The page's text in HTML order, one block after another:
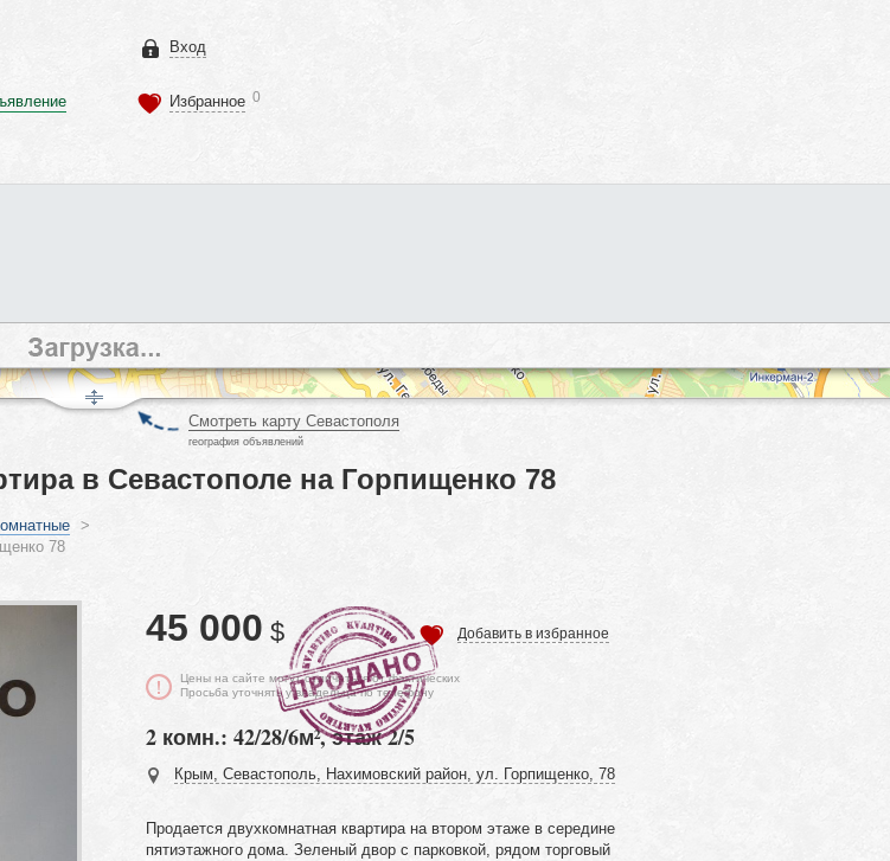
Вход
Избранное 0
Смотреть карту Севастополя
география объявлений
в Севастополе на Горпищенко 78
>
78
45 000 $ Добавить в избранное
Цены на сайте могут отличаться от фактических
Просьба уточнять у владельца по телефону
2 комн.: 42/28/6м², этаж 2/5
Крым, Севастополь, Нахимовский район, ул. Горпищенко, 78
Продается двухкомнатная квартира на втором этаже в середине
пятиэтажного дома. Зеленый двор с парковкой, рядом торговый